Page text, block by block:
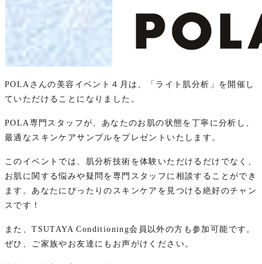
POLAさんの美容イベント４月は、「ライト肌分析」を開催し
ていただけることになりました。
POLA専門スタッフが、あなたのお肌の状態を丁寧に分析し、
最適なスキンケアサンプルをプレゼントいたします。
このイベントでは、肌分析技術を体験いただけるだけでなく、
お肌に関する悩みや疑問を専門スタッフに相談することができ
ます。あなたにぴったりのスキンケアを見つける絶好のチャン
スです！
また、TSUTAYA Conditioning会員以外の方も参加可能です。
ぜひ、ご家族やお友達にもお声がけください。